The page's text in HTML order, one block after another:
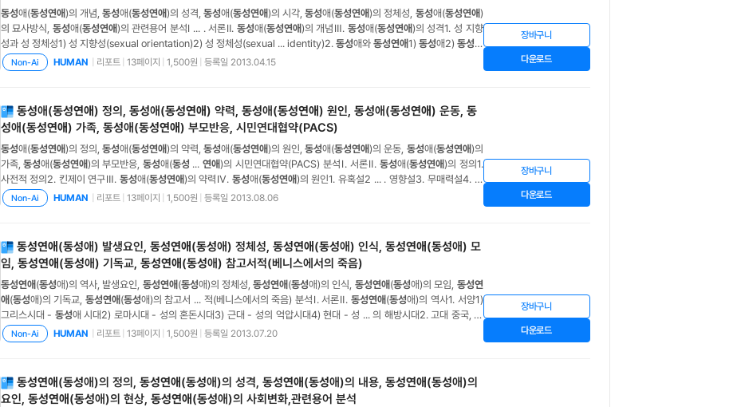
동성애(동성연애)의 개념, 동성애(동성연애)의 성격, 동성애(동성연애)의 시각, 동성애(동성연애)의 정체성, 동성애(동성연애)
의 묘사방식, 동성애(동성연애)의 관련용어 분석Ⅰ ... . 서론Ⅱ. 동성애(동성연애)의 개념Ⅲ. 동성애(동성연애)의 성격1. 성 지향
성과 성 정체성1) 성 지향성(sexual orientation)2) 성 정체성(sexual ... identity)2. 동성애와 동성연애1) 동성애2) 동성연
애Ⅳ.동성애( 동성연애 )의 시각1. 사회적 시각2. 종교적 시각1) 기독교적인 시각2) 불교적인 시각3) 이슬람적 시각Ⅴ.
Non-Ai HUMAN 리포트 13페이지 1,500원 등록일 2013.04.15
장바구니
다운로드
동성애(동성연애) 정의, 동성애(동성연애) 약력, 동성애(동성연애) 원인, 동성애(동성연애) 운동, 동
성애(동성연애) 가족, 동성애(동성연애) 부모반응, 시민연대협약(PACS)
동성애(동성연애)의 정의, 동성애(동성연애)의 약력, 동성애(동성연애)의 원인, 동성애(동성연애)의 운동, 동성애(동성연애)의
가족, 동성애(동성연애)의 부모반응, 동성애(동성 ... 연애)의 시민연대협약(PACS) 분석Ⅰ. 서론Ⅱ. 동성애(동성연애)의 정의1.
사전적 정의2. 킨제이 연구Ⅲ. 동성애(동성연애)의 약력Ⅳ. 동성애(동성연애)의 원인1. 유혹설2 ... . 영향설3. 무매력설4. 가
정 환경설5. 도피설6. 자연충돌설7. 취향설8. 유전설Ⅴ.동성애(동성연애
족의 의미2.
Non-Ai HUMAN 리포트 13페이지 1,500원 등록일 2013.08.06
장바구니
다운로드
동성연애(동성애) 발생요인, 동성연애(동성애) 정체성, 동성연애(동성애) 인식, 동성연애(동성애) 모
임, 동성연애(동성애) 기독교, 동성연애(동성애) 참고서적(베니스에서의 죽음)
동성연애 (동성애)의 역사, 발생요인, 동성연애 (동성애)의 정체성, 동성연애 (동성애)의 인식, 동성연애 (동성애)의 모임, 동성연
애 (동성애)의 기독교, 동성연애 (동성애)의 참고서 ... 적(베니스에서의 죽음) 분석Ⅰ. 서론Ⅱ. 동성연애 (동성애)의 역사1. 서양1)
그리스시대 - 동성애 시대2) 로마시대 - 성의 혼돈시대3) 근대 - 성의 억압시대4) 현대 - 성 ... 의 해방시대2. 고대 중국, 한
국, 그리고 봉건시대의 일본1) 중국2) 일본3) 한국Ⅲ.동성연애(동성 애)의 발생요인Ⅳ.
애(동성애)의 인식1. 동
Non-Ai HUMAN 리포트 13페이지 1,500원 등록일 2013.07.20
장바구니
다운로드
동성연애(동성애)의 정의, 동성연애(동성애)의 성격, 동성연애(동성애)의 내용, 동성연애(동성애)의
요인, 동성연애(동성애)의 현상, 동성연애(동성애)의 사회변화,관련용어 분석